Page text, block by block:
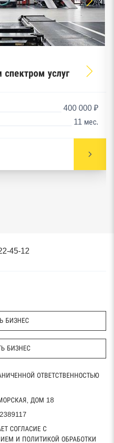
услуг
400 000 ₽
11 мес.
45-12
БИЗНЕС
БИЗНЕС
ОТВЕТСТВЕННОСТЬЮ
ДОМ 18
СОГЛАСИЕ С
И ПОЛИТИКОЙ ОБРАБОТКИ